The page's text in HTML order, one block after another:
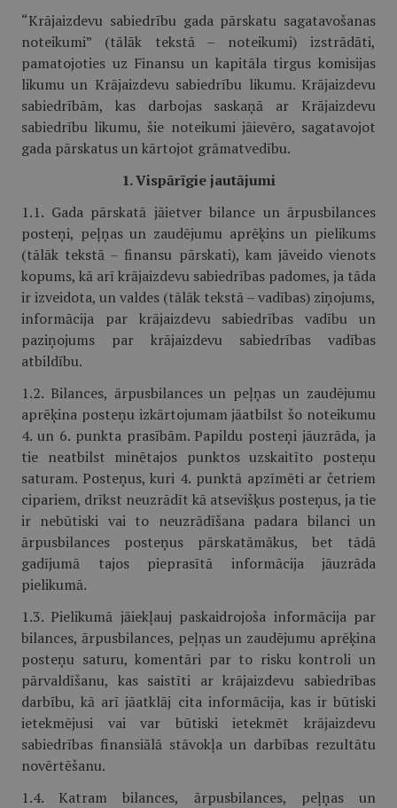
“Krājaizdevu sabiedrību gada pārskatu sagatavošanas
noteikumi” (tālāk tekstā – noteikumi) izstrādāti,
pamatojoties uz Finansu un kapitāla tirgus komisijas
likumu un Krājaizdevu sabiedrību likumu. Krājaizdevu
sabiedrībām, kas darbojas saskaņā ar Krājaizdevu
sabiedrību likumu, šie noteikumi jāievēro, sagatavojot
gada pārskatus un kārtojot grāmatvedību.
1. Vispārīgie jautājumi
1.1. Gada pārskatā jāietver bilance un ārpusbilances
posteņi, peļņas un zaudējumu aprēķins un pielikums
(tālāk tekstā – finansu pārskati), kam jāveido vienots
kopums, kā arī krājaizdevu sabiedrības padomes, ja tāda
ir izveidota, un valdes (tālāk tekstā – vadības) ziņojums,
informācija par krājaizdevu sabiedrības vadību un
paziņojums par krājaizdevu sabiedrības vadības
atbildību.
1.2. Bilances, ārpusbilances un peļņas un zaudējumu
aprēķina posteņu izkārtojumam jāatbilst šo noteikumu
4. un 6. punkta prasībām. Papildu posteņi jāuzrāda, ja
tie neatbilst minētajos punktos uzskaitīto posteņu
saturam. Posteņus, kuri 4. punktā apzīmēti ar četriem
cipariem, drīkst neuzrādīt kā atsevišķus posteņus, ja tie
ir nebūtiski vai to neuzrādīšana padara bilanci un
ārpusbilances posteņus pārskatāmākus, bet tādā
gadījumā tajos pieprasītā informācija jāuzrāda
pielikumā.
1.3. Pielikumā jāiekļauj paskaidrojoša informācija par
bilances, ārpusbilances, peļņas un zaudējumu aprēķina
posteņu saturu, komentāri par to risku kontroli un
pārvaldīšanu, kas saistīti ar krājaizdevu sabiedrības
darbību, kā arī jāatklāj cita informācija, kas ir būtiski
ietekmējusi vai var būtiski ietekmēt krājaizdevu
sabiedrības finansiālā stāvokļa un darbības rezultātu
novērtēšanu.
1.4. Katram bilances, ārpusbilances, peļņas un